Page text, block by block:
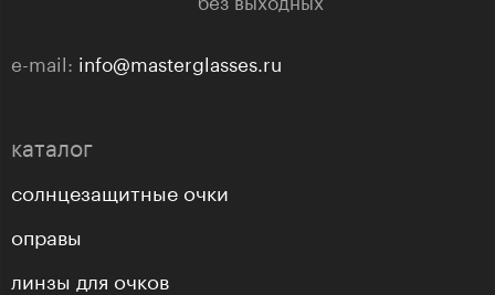
e-mail: info@masterglasses.ru
каталог
солнцезащитные очки
оправы
линзы для очков